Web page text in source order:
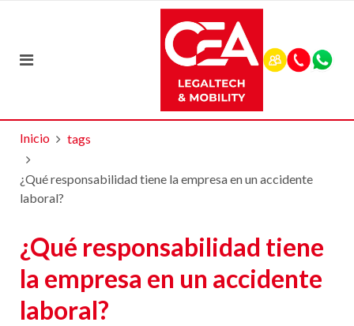
Inicio tags
¿Qué responsabilidad tiene la empresa en un accidente
laboral?
¿Qué responsabilidad tiene
la empresa en un accidente
laboral?